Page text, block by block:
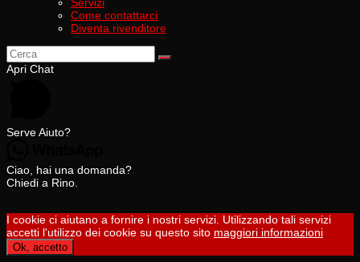
Come contattarci
Diventa rivenditore
Apri Chat
Serve Aiuto?
Ciao, hai una domanda?
Chiedi a Rino.
I cookie ci aiutano a fornire i nostri servizi. Utilizzando tali servizi
accetti l'utilizzo dei cookie su questo sito maggiori informazioni
Ok, accetto